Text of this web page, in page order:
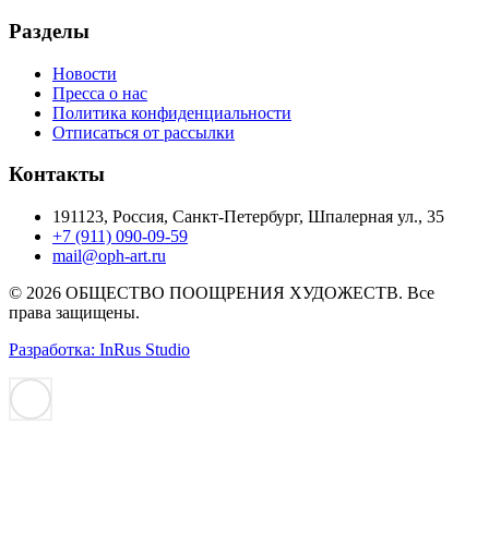
Разделы
Новости
Пресса о нас
Политика конфиденциальности
Отписаться от рассылки
Контакты
191123, Россия, Санкт-Петербург, Шпалерная ул., 35
+7 (911) 090-09-59
mail@oph-art.ru
© 2026 ОБЩЕСТВО ПООЩРЕНИЯ ХУДОЖЕСТВ. Все
права защищены.
Разработка: InRus Studio